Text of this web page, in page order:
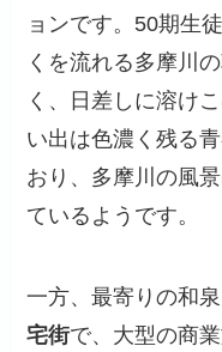
ョンです。50期生
くを流れる多摩川
く、日差しに溶け
い出は色濃く残る
おり、多摩川の風
ているようです。
一方、最寄りの和
宅街で、大型の商